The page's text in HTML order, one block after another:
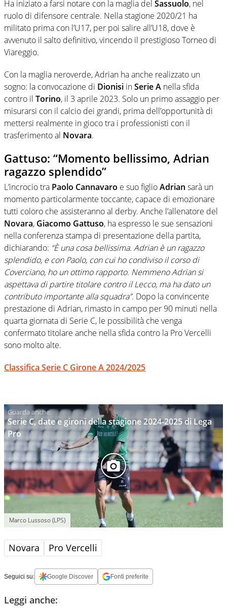
Ha iniziato a farsi notare con la maglia del Sassuolo, nel
ruolo di difensore centrale. Nella stagione 2020/21 ha
militato prima con l’U17, per poi salire all’U18, dove è
avvenuto il salto definitivo, vincendo il prestigioso Torneo di
Viareggio.
Con la maglia neroverde, Adrian ha anche realizzato un
sogno: la convocazione di Dionisi inSerie A nella sfida
contro il Torino, il 3 aprile 2023. Solo un primo assaggio per
misurarsi con il calcio dei grandi, prima dell’opportunità di
mettersi realmente in gioco tra i professionisti con il
trasferimento al Novara.
Gattuso: “Momento bellissimo, Adrian
ragazzo splendido”
L’incrocio tra Paolo Cannavaro e suo figlioAdrian sarà un
momento particolarmente toccante, capace di emozionare
tutti coloro che assisteranno al derby. Anche l’allenatore del
Novara, Giacomo Gattuso, ha espresso le sue sensazioni
nella conferenza stampa di presentazione della partita,
dichiarando: “È una cosa bellissima. Adrian è un ragazzo
splendido, e con Paolo, con cui ho condiviso il corso di
Coverciano, ho un ottimo rapporto. Nemmeno Adrian si
aspettava di partire titolare contro il Lecco, ma ha dato un
contributo importante alla squadra”. Dopo la convincente
prestazione di Adrian, rimasto in campo per 90 minuti nella
quarta giornata di Serie C, le possibilità che venga
confermato titolare anche nella sfida contro la Pro Vercelli
sono molto alte.
Classifica Serie C Girone A 2024/2025
Serie C, date e gironi della stagione 2024-2025 di Lega
Pro
Marco Lussoso (LPS)
Novara Pro Vercelli
Seguici su: Google Discover Fonti preferite
Leggi anche: